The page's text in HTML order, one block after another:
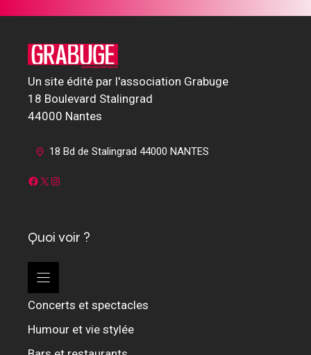
Un site édité par l'association Grabuge
18 Boulevard Stalingrad
44000 Nantes
18 Bd de Stalingrad 44000 NANTES
Facebook
X Instagram
Quoi voir ?
Concerts et spectacles
Humour et vie stylée